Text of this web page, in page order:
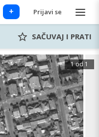
+ Prijavi se
SAČUVAJ I PRATI
1 od 1